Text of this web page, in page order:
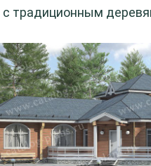
с традиционным